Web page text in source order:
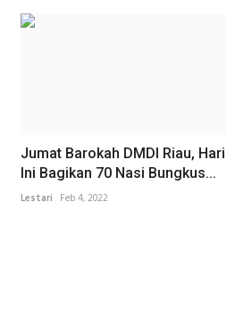
Jumat Barokah DMDI Riau, Hari
Ini Bagikan 70 Nasi Bungkus...
Lestari Feb 4, 2022